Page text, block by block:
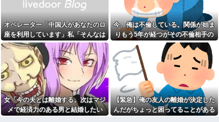
ちはお客様なのに有り得ない。
春から小学生なんだけど、6畳
のリビングに子供の勉強机置く
のって無理だよね
スレ主「1000円の刺身も食べ
たことないだろｗ」住民「それ
は違うぞ」→煽り投稿に対する
反応が予想外すぎて…
私「料理は手抜きできるとこ
ろは全部手抜きしてるよ」知人
「それはダメでしょ」→勝手な
説教にうんざりして…
鍵失くした男「45分だけ部屋
に入れろ！何もしないから！」
→女子大生「無理です（警察呼
私のご飯に必ずケチをつけ、
味が薄いと醤油をかける舅に
DQN返し
イベント派遣で陰湿にいじら
れていた地味な男性スタッフ。
ある日、高さ3mの階段から落ち
かけた子どもをパルクールで爆
走＆ダイブし間一髪で救出！職
場の手のひら返しと評価爆上げ
が凄まじかったｗｗ
児童相談所の前に子供を放置
して帰宅。児相から連絡が来て
も、もう養育する意思が無いか
ら放置していいかな？
最初はちょっと素直すぎるだ
けか？と思ってたが、マウンテ
オペレーター「中国人があなたのロ
座を利用しています」私「そんなは
ずない！」→Amazonで買い物をし
た後、とんでもない事態に…
今、俺は不倫している。関係が始ま
りもう5年が経つがその不倫相手の
スマホを見てしまい...
女「今の夫とは離婚する。次はマジ
メで経済力のある男と結婚したい
【緊急】俺の友人の離婚が決定した
んだがちょっと困ってることがある